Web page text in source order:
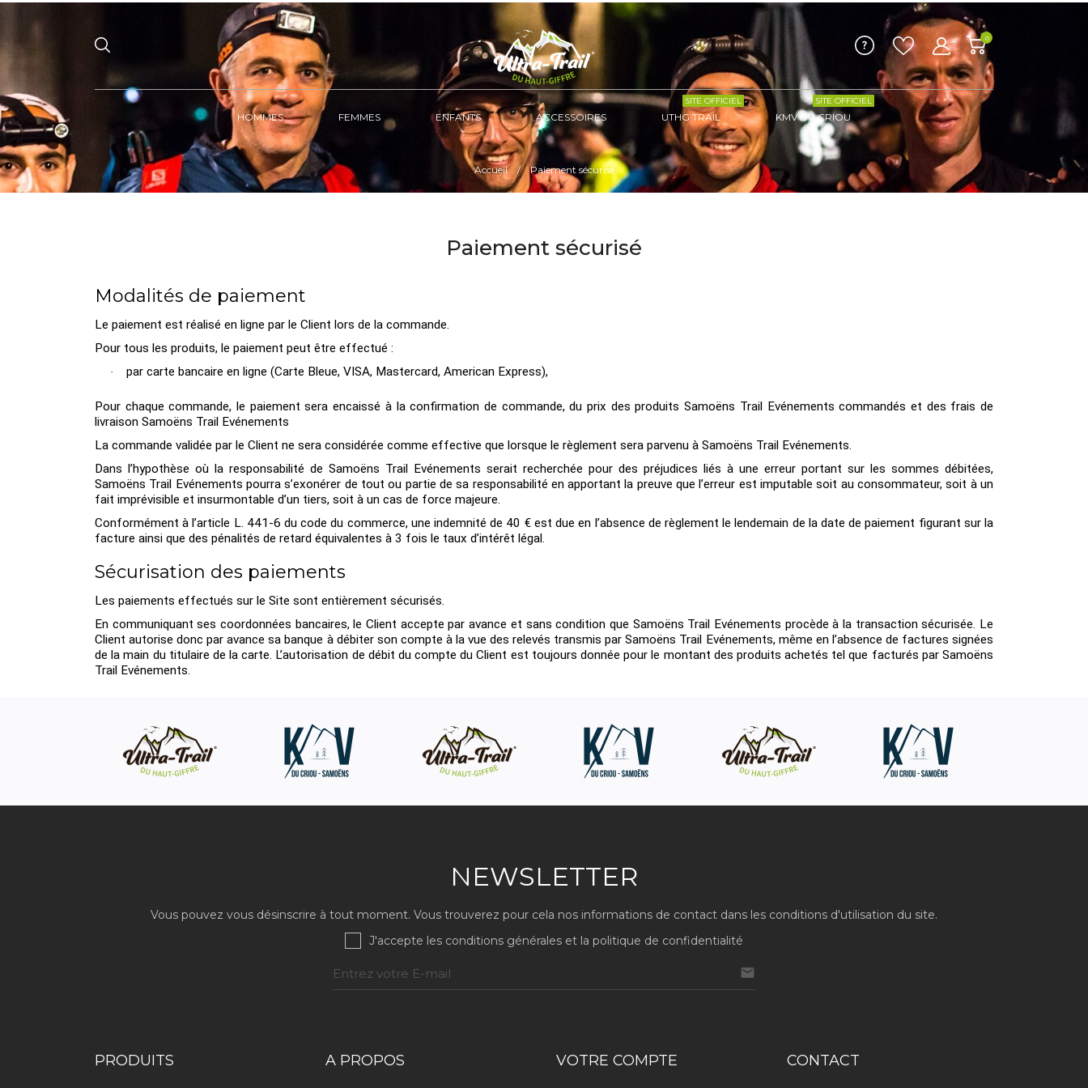
0
HOMMES FEMMES ENFANTS ACCESSOIRES UTHG TRAIL
SITE OFFICIEL
KMV DU CRIOU
SITE OFFICIEL
Accueil Paiement sécurisé
Paiement sécurisé
Modalités de paiement
Le paiement est réalisé en ligne par le Client lors de la commande.
Pour tous les produits, le paiement peut être effectué :
· par carte bancaire en ligne (Carte Bleue, VISA, Mastercard, American Express),
Pour chaque commande, le paiement sera encaissé à la confirmation de commande, du prix des produits Samoëns Trail Evénements commandés et des frais de
livraison Samoëns Trail Evénements
La commande validée par le Client ne sera considérée comme effective que lorsque le règlement sera parvenu à Samoëns Trail Evénements.
Dans l’hypothèse où la responsabilité de Samoëns Trail Evénements serait recherchée pour des préjudices liés à une erreur portant sur les sommes débitées,
Samoëns Trail Evénements pourra s’exonérer de tout ou partie de sa responsabilité en apportant la preuve que l’erreur est imputable soit au consommateur, soit à un
fait imprévisible et insurmontable d’un tiers, soit à un cas de force majeure.
Conformément à l’article L. 441-6 du code du commerce, une indemnité de 40 € est due en l’absence de règlement le lendemain de la date de paiement figurant sur la
facture ainsi que des pénalités de retard équivalentes à 3 fois le taux d’intérêt légal.
Sécurisation des paiements
Les paiements effectués sur le Site sont entièrement sécurisés.
En communiquant ses coordonnées bancaires, le Client accepte par avance et sans condition que Samoëns Trail Evénements procède à la transaction sécurisée. Le
Client autorise donc par avance sa banque à débiter son compte à la vue des relevés transmis par Samoëns Trail Evénements, même en l’absence de factures signées
de la main du titulaire de la carte. L’autorisation de débit du compte du Client est toujours donnée pour le montant des produits achetés tel que facturés par Samoëns
Trail Evénements.
NEWSLETTER
Vous pouvez vous désinscrire à tout moment. Vous trouverez pour cela nos informations de contact dans les conditions d'utilisation du site.
J'accepte les conditions générales et la politique de confidentialité

PRODUITS A PROPOS VOTRE COMPTE CONTACT